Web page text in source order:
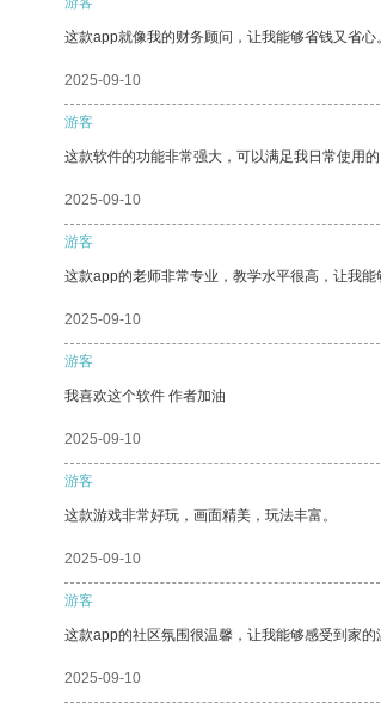
这款app就像我的财务顾问，让我能够省钱又省心。
2025-09-10
游客
这款软件的功能非常强大，可以满足我日常使用的
2025-09-10
游客
这款app的老师非常专业，教学水平很高，让我能
2025-09-10
游客
我喜欢这个软件 作者加油
2025-09-10
游客
这款游戏非常好玩，画面精美，玩法丰富。
2025-09-10
游客
这款app的社区氛围很温馨，让我能够感受到家的
2025-09-10